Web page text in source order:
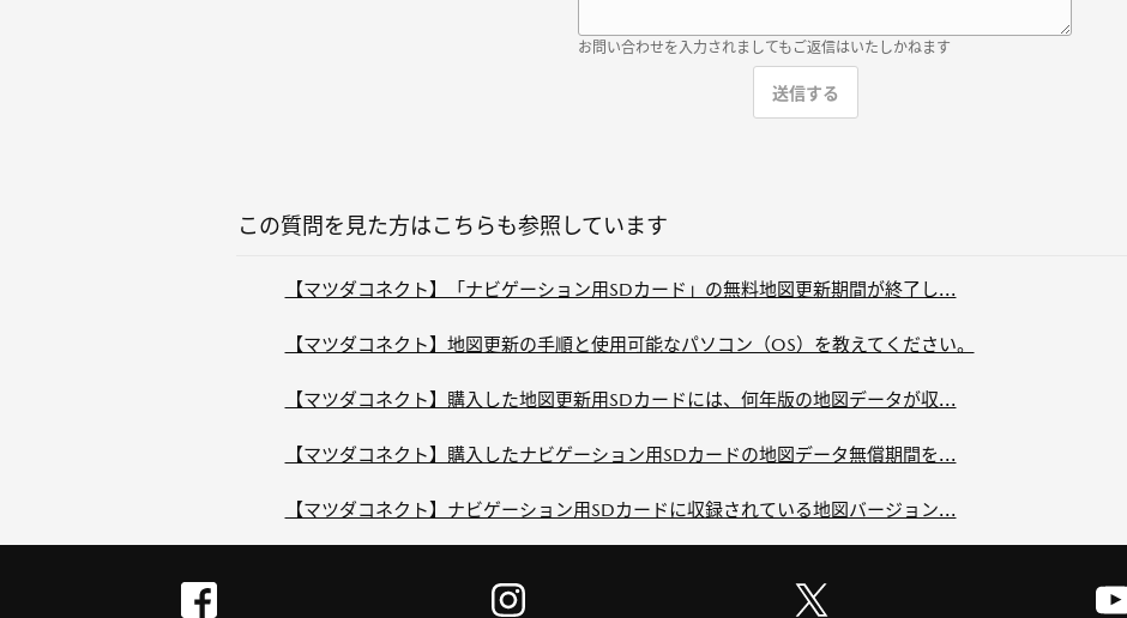
お問い合わせを入力されましてもご返信はいたしかねます
この質問を見た方はこちらも参照しています
【マツダコネクト】「ナビゲーション用SDカード」の無料地図更新期間が終了し...
【マツダコネクト】地図更新の手順と使用可能なパソコン（OS）を教えてください。
【マツダコネクト】購入した地図更新用SDカードには、何年版の地図データが収...
【マツダコネクト】購入したナビゲーション用SDカードの地図データ無償期間を...
【マツダコネクト】ナビゲーション用SDカードに収録されている地図バージョン...